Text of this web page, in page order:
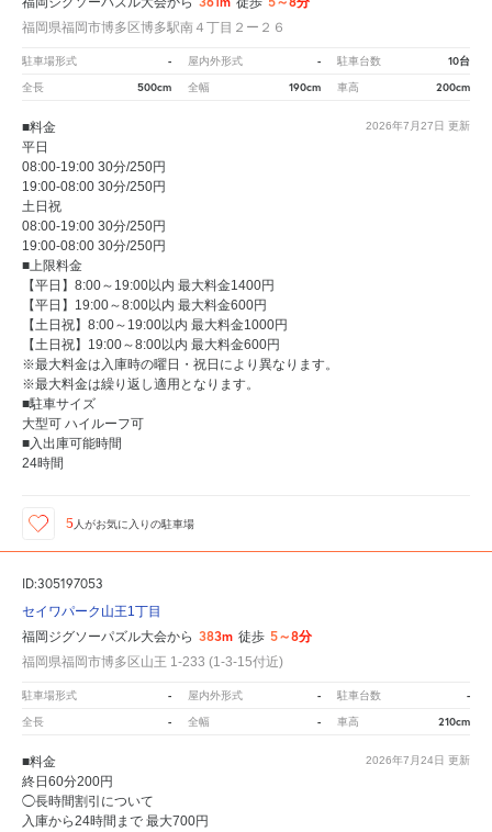
福岡県福岡市博多区博多駅南４丁目２ー２６
駐車場形式 - 屋内外形式 - 駐車台数 10台
全長 500cm 全幅 190cm 車高 200cm
2026年7月27日 更新
■料金
平日
08:00-19:00 30分/250円
19:00-08:00 30分/250円
土日祝
08:00-19:00 30分/250円
19:00-08:00 30分/250円
■上限料金
【平日】8:00～19:00以内 最大料金1400円
【平日】19:00～8:00以内 最大料金600円
【土日祝】8:00～19:00以内 最大料金1000円
【土日祝】19:00～8:00以内 最大料金600円
※最大料金は入庫時の曜日・祝日により異なります。
※最大料金は繰り返し適用となります。
■駐車サイズ
大型可 ハイルーフ可
■入出庫可能時間
24時間
5人がお気に入りの駐車場
ID:305197053
セイワパーク山王1丁目
福岡ジグソーパズル大会から 383m 徒歩 5～8分
福岡県福岡市博多区山王 1-233 (1-3-15付近)
駐車場形式 - 屋内外形式 - 駐車台数 -
全長 - 全幅 - 車高 210cm
2026年7月24日 更新
■料金
終日60分200円
◯長時間割引について
入庫から24時間まで 最大700円